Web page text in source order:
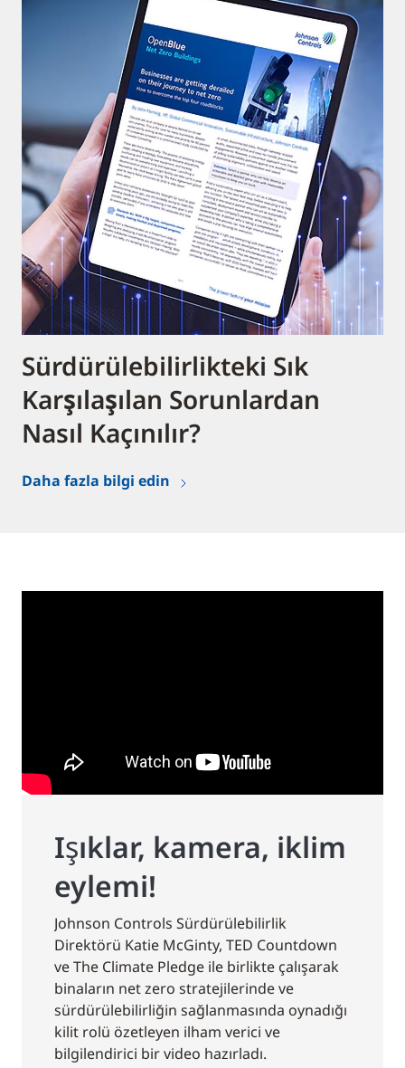
Sürdürülebilirlikteki Sık
Karşılaşılan Sorunlardan
Nasıl Kaçınılır?
Daha fazla bilgi edin
Işıklar, kamera, iklim
eylemi!
Johnson Controls Sürdürülebilirlik
Direktörü Katie McGinty, TED Countdown
ve The Climate Pledge ile birlikte çalışarak
binaların net zero stratejilerinde ve
sürdürülebilirliğin sağlanmasında oynadığı
kilit rolü özetleyen ilham verici ve
bilgilendirici bir video hazırladı.